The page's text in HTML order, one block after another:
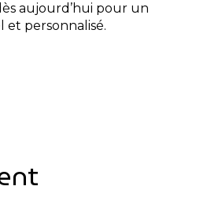
aujourd’hui pour un
et personnalisé.